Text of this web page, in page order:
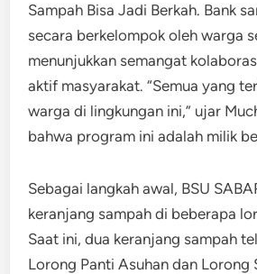
Sampah Bisa Jadi Berkah. Bank
secara berkelompok oleh warga
menunjukkan semangat
aktif masyarakat. “Semua yang
warga di lingkungan ini,” ujar
bahwa program ini adalah milik
Sebagai langkah awal, BSU
keranjang sampah di beberapa
Saat ini, dua keranjang sampah
Lorong Panti Asuhan dan Lorong